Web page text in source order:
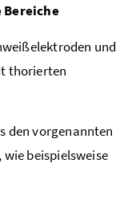
und
thorierten
den vorgenannten
beispielsweise